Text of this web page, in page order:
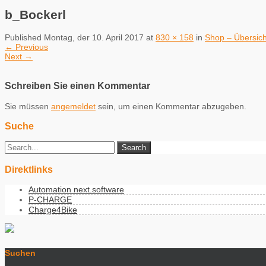
b_Bockerl
Published Montag, der 10. April 2017 at 830 × 158 in Shop –
← Previous
Next →
Schreiben Sie einen Kommentar
Sie müssen angemeldet sein, um einen Kommentar abzugeben.
Suche
Direktlinks
Automation next.software
P-CHARGE
Charge4Bike
Suchen